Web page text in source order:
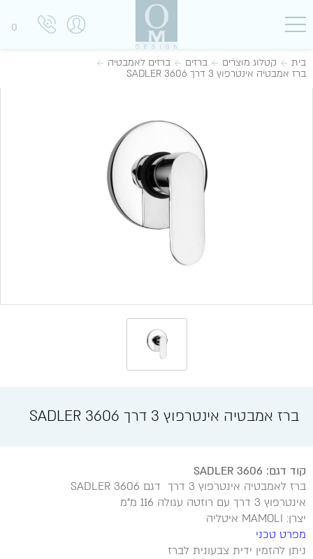
0
בית קטלוג מוצרים ברזים
ברזים לאמבטיה
ברז אמבטיה אינטרפוץ 3 דרך 3606 SADLER
ברז אמבטיה אינטרפוץ 3 דרך 3606 SADLER
קוד דגם: SADLER 3606
ברז לאמבטיה אינטרפוץ 3 דרך דגם 3606 SADLER
אינטרפוץ 3 דרך עם רוזטה עגולה 116 מ"מ
יצרן: MAMOLI איטליה
מפרט טכני
ניתן להזמין ידית צבעונית לברז